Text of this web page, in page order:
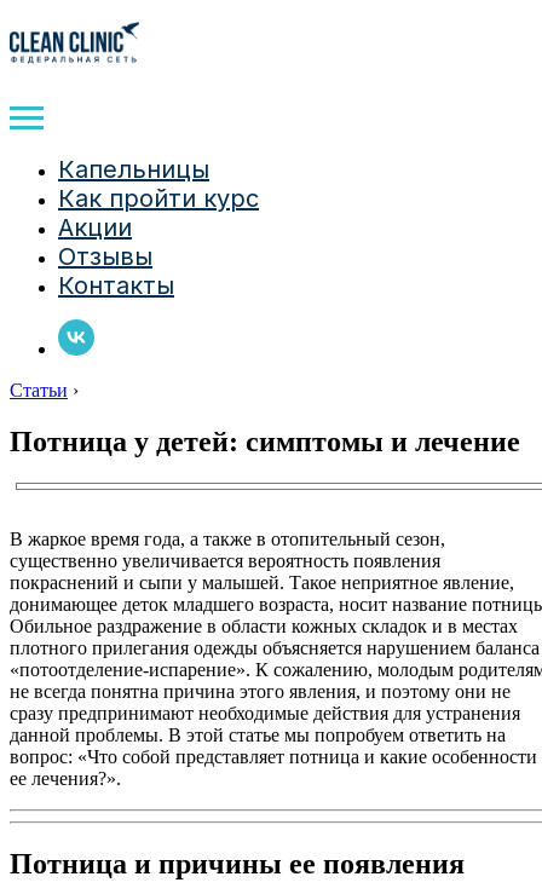
Капельницы
Как пройти курс
Акции
Отзывы
Контакты
Статьи ›
Потница у детей: симптомы и лечение
В жаркое время года, а также в отопительный сезон,
существенно увеличивается вероятность появления
покраснений и сыпи у малышей. Такое неприятное явление,
донимающее деток младшего возраста, носит название
Обильное раздражение в области кожных складок и в местах
плотного прилегания одежды объясняется нарушением баланса
«потоотделение-испарение». К сожалению, молодым
не всегда понятна причина этого явления, и поэтому они не
сразу предпринимают необходимые действия для устранения
данной проблемы. В этой статье мы попробуем ответить на
вопрос: «Что собой представляет потница и какие особенности
ее лечения?».
Потница и причины ее появления